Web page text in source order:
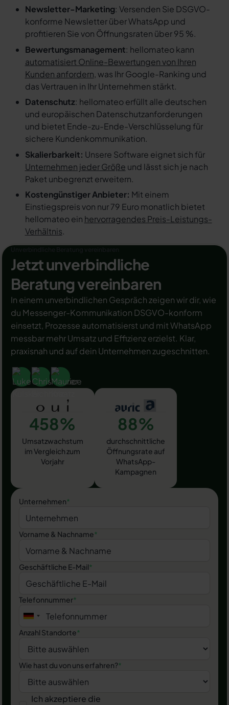
Newsletter-Marketing: Versenden Sie DSGVO-
konforme Newsletter über WhatsApp und
profitieren Sie von Öffnungsraten über 95 %.
Bewertungsmanagement: hellomateo kann
automatisiert Online-Bewertungen von Ihren
Kunden anfordern, was Ihr Google-Ranking und
das Vertrauen in Ihr Unternehmen stärkt.
Datenschutz: hellomateo erfüllt alle deutschen
und europäischen Datenschutzanforderungen
und bietet Ende-zu-Ende-Verschlüsselung für
sichere Kundenkommunikation.
Skalierbarkeit: Unsere Software eignet sich für
Unternehmen jeder Größe und lässt sich je nach
Paket unbegrenzt erweitern.
Kostengünstiger Anbieter: Mit einem
Einstiegspreis von nur 79 Euro monatlich bietet
hellomateo ein hervorragendes Preis-Leistungs-
Verhältnis.
Jetzt unverbindliche
Beratung vereinbaren
In einem unverbindlichen Gespräch zeigen wir dir, wie
du Messenger-Kommunikation DSGVO-konform
einsetzt, Prozesse automatisierst und mit WhatsApp
messbar mehr Umsatz und Effizienz erzielst. Klar,
praxisnah und auf dein Unternehmen zugeschnitten.
458%
Umsatzwachstum
im Vergleich zum
Vorjahr
88%
durchschnittliche
Öffnungsrate auf
WhatsApp-
Kampagnen
Unternehmen*
Vorname & Nachname*
Geschäftliche E-Mail*
Telefonnummer*
Anzahl Standorte*
Wie hast du von uns erfahren?*
Ich akzeptiere die